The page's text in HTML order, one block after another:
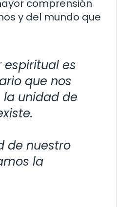
comprensión
y del mundo que
espiritual es
que nos
unidad de
de nuestro
la